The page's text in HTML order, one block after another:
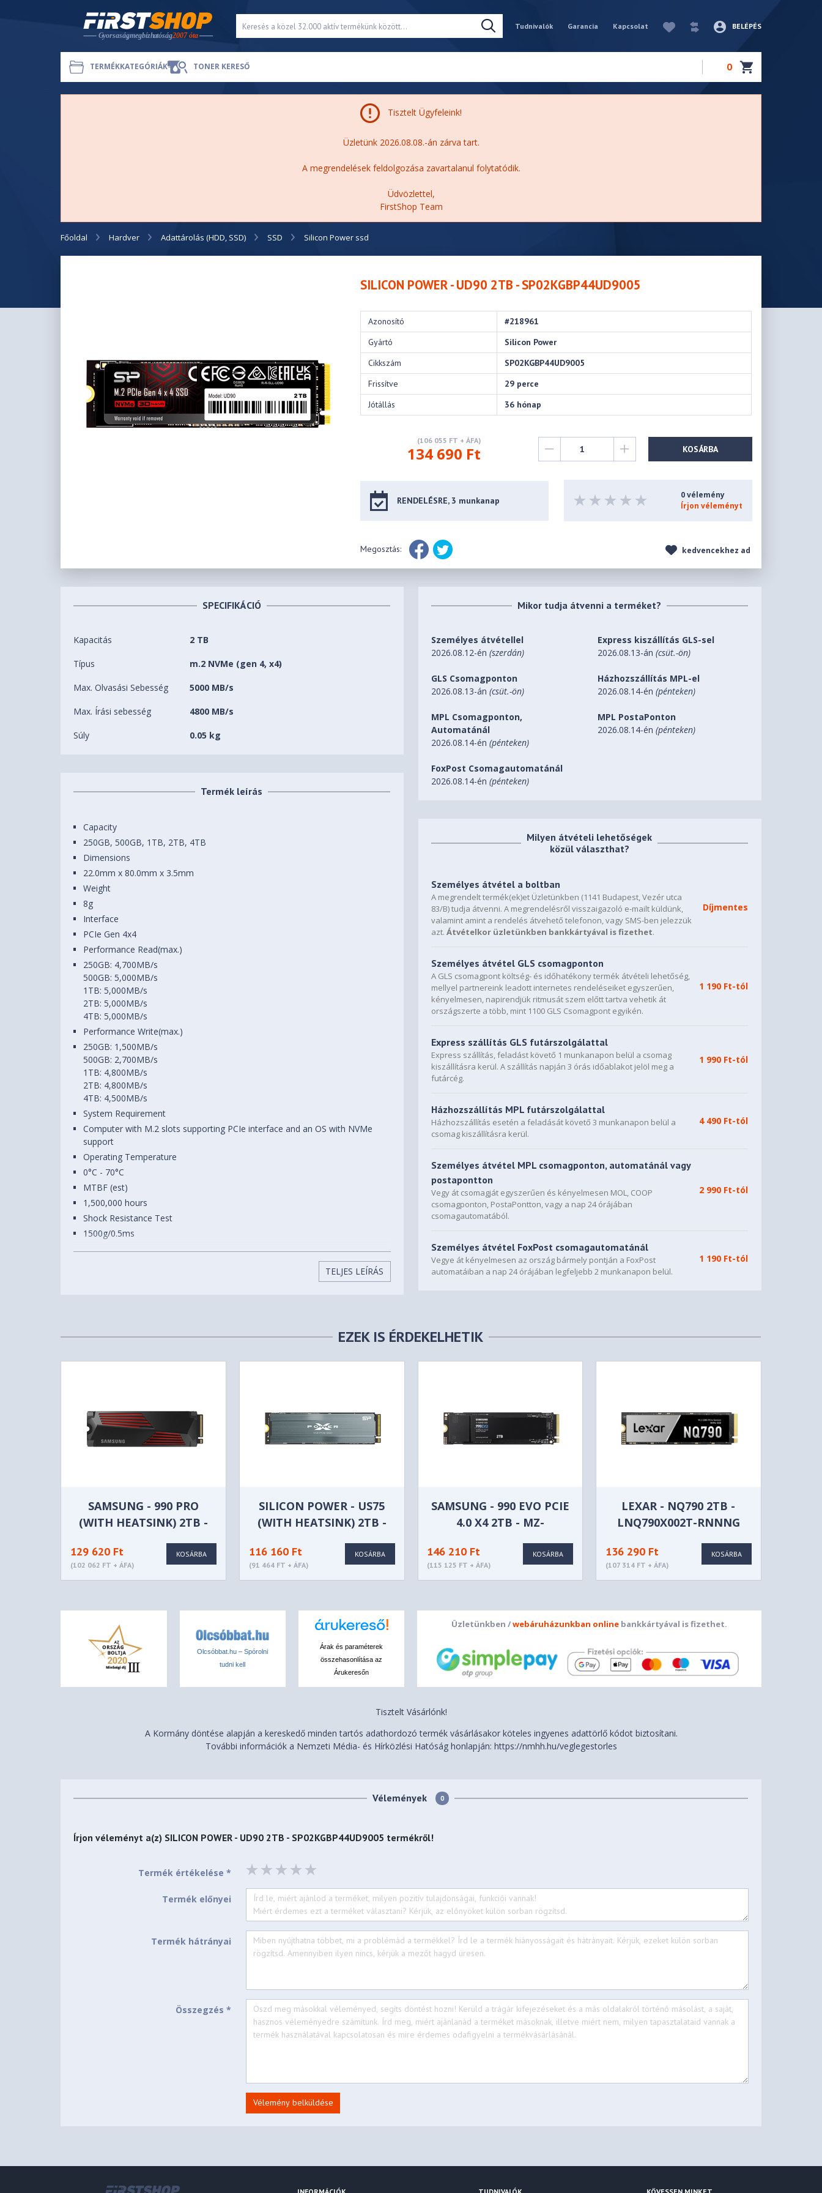
Tudnivalók Garancia Kapcsolat BELÉPÉS
TERMÉKKATEGÓRIÁK TONER KERESŐ 0
Tisztelt Ügyfeleink!
Üzletünk 2026.08.08.-án zárva tart.
A megrendelések feldolgozása zavartalanul folytatódik.
Üdvözlettel,
FirstShop Team
Főoldal Hardver Adattárolás (HDD, SSD) SSD Silicon Power ssd
SILICON POWER - UD90 2TB - SP02KGBP44UD9005
Azonosító
#218961
Gyártó
Silicon Power
Cikkszám
SP02KGBP44UD9005
Frissítve
29 perce
Jótállás
36 hónap
(106 055 FT + ÁFA)
134 690 Ft KOSÁRBA
RENDELÉSRE, 3 munkanap
0 vélemény
Írjon véleményt
Megosztás: kedvencekhez ad
SPECIFIKÁCIÓ
Kapacitás 2 TB
Típus m.2 NVMe (gen 4, x4)
Max. Olvasási Sebesség 5000 MB/s
Max. Írási sebesség 4800 MB/s
Súly 0.05 kg
Termék leírás
Capacity
250GB, 500GB, 1TB, 2TB, 4TB
Dimensions
22.0mm x 80.0mm x 3.5mm
Weight
8g
Interface
PCIe Gen 4x4
Performance Read(max.)
250GB: 4,700MB/s
500GB: 5,000MB/s
1TB: 5,000MB/s
2TB: 5,000MB/s
4TB: 5,000MB/s
Performance Write(max.)
250GB: 1,500MB/s
500GB: 2,700MB/s
1TB: 4,800MB/s
2TB: 4,800MB/s
4TB: 4,500MB/s
System Requirement
Computer with M.2 slots supporting PCIe interface and an OS with NVMe
support
Operating Temperature
0°C - 70°C
MTBF (est)
1,500,000 hours
Shock Resistance Test
1500g/0.5ms
Certification
TELJES LEÍRÁS
Mikor tudja átvenni a terméket?
Személyes átvétellel
2026.08.12-én(szerdán)
Express kiszállítás GLS-sel
2026.08.13-án (csüt.-ön)
GLS Csomagponton
2026.08.13-án(csüt.-ön)
Házhozszállítás MPL-el
2026.08.14-én (pénteken)
MPL Csomagponton,
Automatánál
2026.08.14-én(pénteken)
MPL PostaPonton
2026.08.14-én (pénteken)
FoxPost Csomagautomatánál
2026.08.14-én(pénteken)
Milyen átvételi lehetőségek
közül választhat?
Személyes átvétel a boltban
A megrendelt termék(ek)et Üzletünkben (1141 Budapest, Vezér utca
83/B) tudja átvenni. A megrendelésről visszaigazoló e-mailt küldünk,
valamint amint a rendelés átvehető telefonon, vagy SMS-ben jelezzük
azt.Átvételkor üzletünkben bankkártyával is fizethet.
Díjmentes
Személyes átvétel GLS csomagponton
A GLS csomagpont költség- és időhatékony termék átvételi lehetőség,
mellyel partnereink leadott internetes rendeléseiket egyszerűen,
kényelmesen, napirendjük ritmusát szem előtt tartva vehetik át
országszerte a több, mint 1100 GLS Csomagpont egyikén.
1 190 Ft-tól
Express szállítás GLS futárszolgálattal
Express szállítás, feladást követő 1 munkanapon belül a csomag
kiszállításra kerül. A szállítás napján 3 órás időablakot jelöl meg a
futárcég.
1 990 Ft-tól
Házhozszállítás MPL futárszolgálattal
Házhozszállítás esetén a feladását követő 3 munkanapon belül a
csomag kiszállításra kerül.
4 490 Ft-tól
Személyes átvétel MPL csomagponton, automatánál vagy
postapontton
Vegy át csomagját egyszerűen és kényelmesen MOL, COOP
csomagponton, PostaPontton, vagy a nap 24 órájában
csomagautomatából.
2 990 Ft-tól
Személyes átvétel FoxPost csomagautomatánál
Vegye át kényelmesen az ország bármely pontján a FoxPost
automatáiban a nap 24 órájában legfeljebb 2 munkanapon belül.
1 190 Ft-tól
EZEK IS ÉRDEKELHETIK
SAMSUNG - 990 PRO
(WITH HEATSINK) 2TB -
129 620 Ft
(102 062 FT + ÁFA)
KOSÁRBA
SILICON POWER - US75
(WITH HEATSINK) 2TB -
116 160 Ft
(91 464 FT + ÁFA)
KOSÁRBA
SAMSUNG - 990 EVO PCIE
4.0 X4 2TB - MZ-
146 210 Ft
(115 125 FT + ÁFA)
KOSÁRBA
LEXAR - NQ790 2TB -
LNQ790X002T-RNNNG
136 290 Ft
(107 314 FT + ÁFA)
KOSÁRBA
Olcsóbbat.hu – Spórolni
tudni kell
Árak és paraméterek
összehasonlítása az
Árukeresőn
Üzletünkben /webáruházunkban online bankkártyával is fizethet.
Tisztelt Vásárlónk!
A Kormány döntése alapján a kereskedő minden tartós adathordozó termék vásárlásakor köteles ingyenes adattörlő kódot biztosítani.
További információk a Nemzeti Média- és Hírközlési Hatóság honlapján: https://nmhh.hu/veglegestorles
Vélemények 0
Írjon véleményt a(z) SILICON POWER - UD90 2TB - SP02KGBP44UD9005 termékről!
Termék értékelése *
Termék előnyei
Termék hátrányai
Összegzés *
Vélemény belküldése